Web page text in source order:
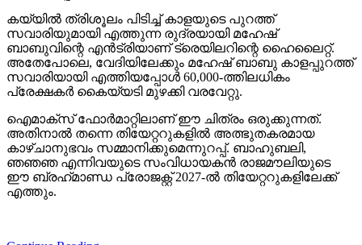
കയ്യില്‍ ത്രിശൂലം പിടിച്ച് കാളയുടെ പുറത്ത്
സവാരിയുമായി എത്തുന്ന രുദ്രയായി മഹേഷ്
ബാബുവിന്റെ എന്‍ട്രിയാണ് ട്രെയിലറിന്റെ ഹൈലൈറ്റ്.
അതേപോലെ, വേദിയിലേക്കും മഹേഷ് ബാബു കാളപ്പുറത്ത്
സവാരിയായി എത്തിയപ്പോള്‍ 60,000-ത്തിലധികം
പ്രേക്ഷകര്‍ കൈയ്യടി മുഴക്കി വരവേറ്റു.
ഐമാക്‌സ് ഫോര്‍മാറ്റിലാണ് ഈ ചിത്രം ഒരുക്കുന്നത്.
അതിനാല്‍ തന്നെ തിയേറ്ററുകളില്‍ അത്ഭുതകരമായ
കാഴ്ചാനുഭവം സമ്മാനിക്കുമെന്നുറപ്പ്. ബാഹുബലി,
ഞഞഞ എന്നിവയുടെ സംവിധായകന്‍ രാജമൗലിയുടെ
ഈ ബ്രഹ്‌മാണ്ഡ പ്രോജക്റ്റ് 2027-ല്‍ തിയേറ്ററുകളിലേക്ക്
എത്തും.